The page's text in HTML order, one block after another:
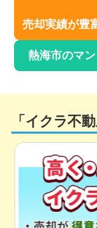
売却実績が豊
熱海市のマ
「イクラ不